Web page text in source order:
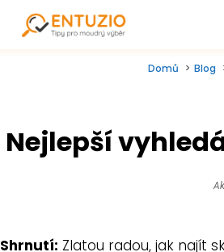
Domů Blog
Nejlepší
Shrnutí: Zlatou radou, jak najít